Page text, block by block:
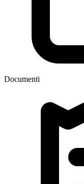
Documenti